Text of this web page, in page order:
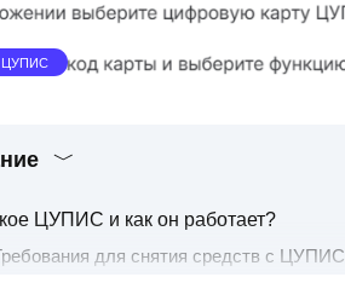
ЦУПИС
ЦУПИС и как он работает?
для снятия средств с ЦУПИС